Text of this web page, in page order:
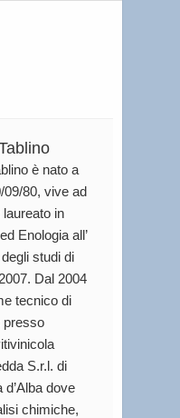
è nato a
09/80, vive ad
in
Enologia all’
studi di
Dal 2004
tecnico di
presso
S.r.l. di
d’Alba dove
chimiche,